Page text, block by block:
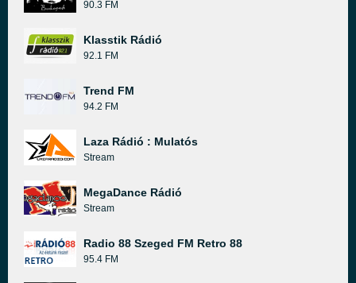
90.3 FM
Klasstik Rádió
92.1 FM
Trend FM
94.2 FM
Laza Rádió : Mulatós
Stream
MegaDance Rádió
Stream
Radio 88 Szeged FM Retro 88
95.4 FM